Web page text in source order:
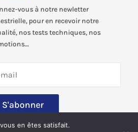
vous à notre newletter
pour en recevoir notre
nos tests techniques, nos
S'abonner
en êtes satisfait.